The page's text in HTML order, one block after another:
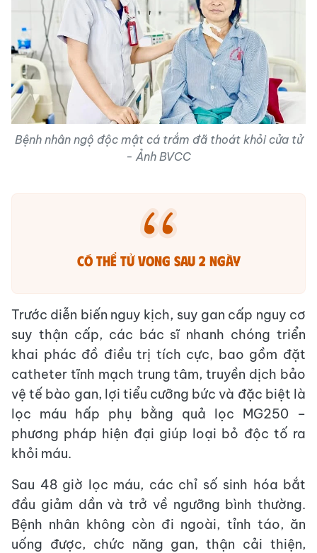
Bệnh nhân ngộ độc mật cá trắm đã thoát khỏi cửa tử
- Ảnh BVCC
Có thể tử vong sau 2 ngày
Trước diễn biến nguy kịch, suy gan cấp nguy cơ
suy thận cấp, các bác sĩ nhanh chóng triển
khai phác đồ điều trị tích cực, bao gồm đặt
catheter tĩnh mạch trung tâm, truyền dịch bảo
vệ tế bào gan, lợi tiểu cưỡng bức và đặc biệt là
lọc máu hấp phụ bằng quả lọc MG250 –
phương pháp hiện đại giúp loại bỏ độc tố ra
khỏi máu.
Sau 48 giờ lọc máu, các chỉ số sinh hóa bắt
đầu giảm dần và trở về ngưỡng bình thường.
Bệnh nhân không còn đi ngoài, tỉnh táo, ăn
uống được, chức năng gan, thận cải thiện,